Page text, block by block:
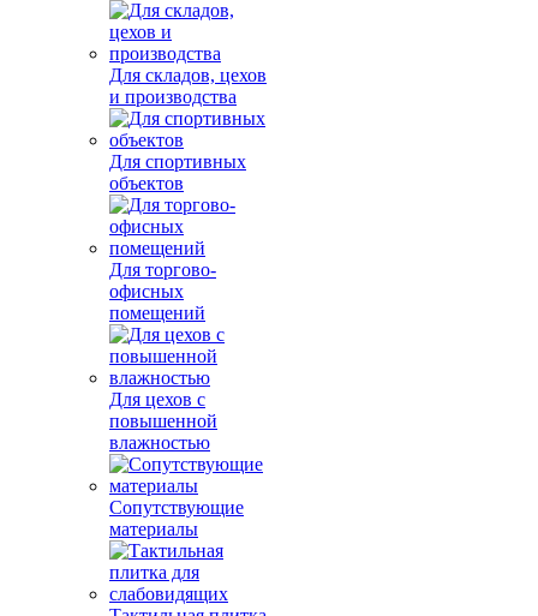
Для складов, цехов
и производства
Для спортивных
объектов
Для торгово-
офисных
помещений
Для цехов с
повышенной
влажностью
Сопутствующие
материалы